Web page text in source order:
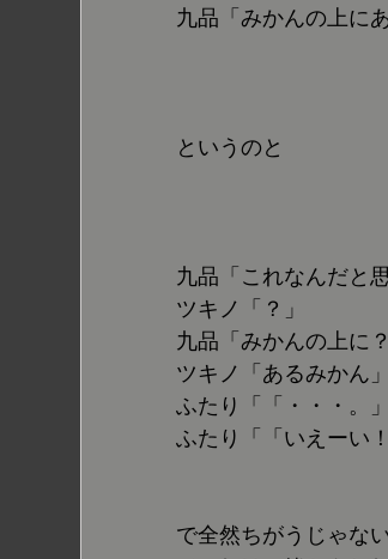
九品「みかんの上に
というのと
九品「これなんだと思
ツキノ「？」
九品「みかんの上に？
ツキノ「あるみかん」
ふたり「「・・・。」
ふたり「「いえーい！
で全然ちがうじゃな